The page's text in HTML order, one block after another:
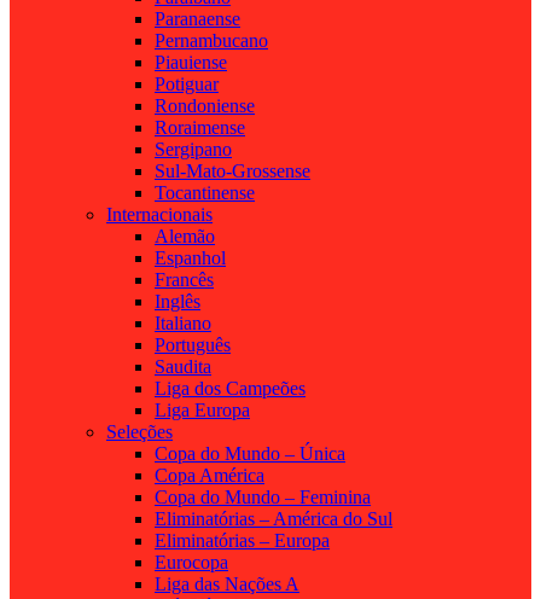
Paranaense
Pernambucano
Piauiense
Potiguar
Rondoniense
Roraimense
Sergipano
Sul-Mato-Grossense
Tocantinense
Internacionais
Alemão
Espanhol
Francês
Inglês
Italiano
Português
Saudita
Liga dos Campeões
Liga Europa
Seleções
Copa do Mundo – Única
Copa América
Copa do Mundo – Feminina
Eliminatórias – América do Sul
Eliminatórias – Europa
Eurocopa
Liga das Nações A